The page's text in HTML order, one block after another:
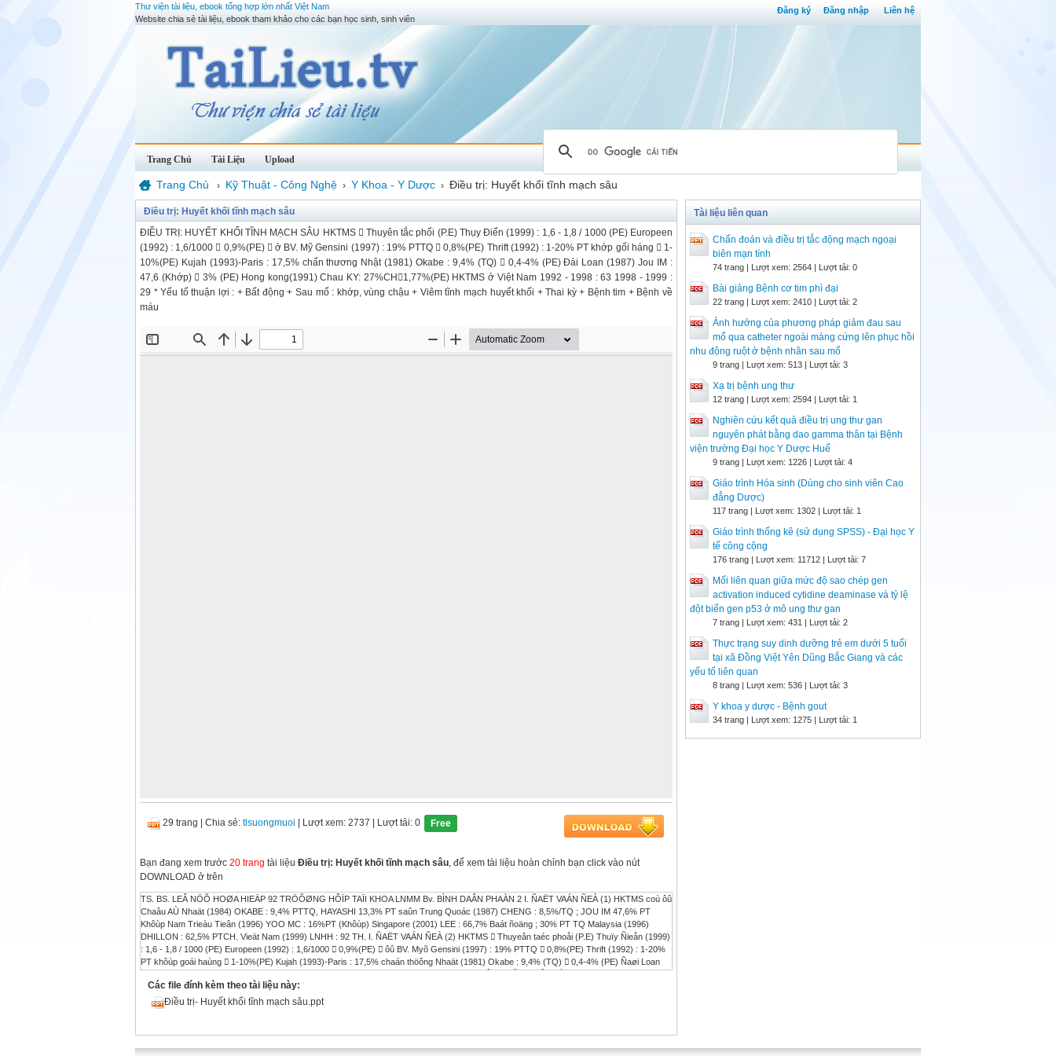
Đăng ký Đăng nhập Liên hệ
Thư viện tài liệu, ebook tổng hợp lớn nhất Việt Nam
Website chia sẻ tài liệu, ebook tham khảo cho các bạn học sinh, sinh viên
Trang Chủ Tài Liệu Upload
Trang Chủ › Kỹ Thuật - Công Nghệ › Y Khoa - Y Dược › Điều trị: Huyết khối tĩnh mạch sâu
Điều trị: Huyết khối tĩnh mạch sâu
ĐIỀU TRỊ: HUYẾT KHỐI TĨNH MẠCH SÂU HKTMS  Thuyên tắc phổi (P.E) Thụy Điển (1999) : 1,6 - 1,8 / 1000 (PE) Europeen
(1992) : 1,6/1000  0,9%(PE)  ở BV. Mỹ Gensini (1997) : 19% PTTQ  0,8%(PE) Thrift (1992) : 1-20% PT khớp gối háng  1-
10%(PE) Kujah (1993)-Paris : 17,5% chấn thương Nhật (1981) Okabe : 9,4% (TQ)  0,4-4% (PE) Đài Loan (1987) Jou IM :
47,6 (Khớp)  3% (PE) Hong kong(1991) Chau KY: 27%CH1,77%(PE) HKTMS ở Việt Nam 1992 - 1998 : 63 1998 - 1999 :
29 * Yếu tố thuận lợi : + Bất động + Sau mổ : khớp, vùng chậu + Viêm tĩnh mạch huyết khối + Thai kỳ + Bệnh tim + Bệnh về
máu
29 trang Chia sẻ: tlsuongmuoi | Lượt xem: 2737 | Lượt tải: 0 Free
Bạn đang xem trước 20 trang tài liệu Điều trị: Huyết khối tĩnh mạch sâu, để xem tài liệu hoàn chỉnh bạn click vào nút
DOWNLOAD ở trên
TS. BS. LEÂ NÖÕ HOØA HIEÄP 92 TRÖÔØNG HÔÏP TAÏI KHOA LNMM Bv. BÌNH DAÂN PHAÀN 2 I. ÑAËT VAÁN ÑEÀ (1) HKTMS coù ôû
Chaâu AÙ Nhaät (1984) OKABE : 9,4% PTTQ, HAYASHI 13,3% PT saûn Trung Quoác (1987) CHENG : 8,5%/TQ ; JOU IM 47,6% PT
Khôùp Nam Trieàu Tieân (1996) YOO MC : 16%PT (Khôùp) Singapore (2001) LEE : 66,7% Baát ñoäng ; 30% PT TQ Malaysia (1996)
DHILLON : 62,5% PTCH. Vieät Nam (1999) LNHH : 92 TH. I. ÑAËT VAÁN ÑEÀ (2) HKTMS  Thuyeân taéc phoåi (P.E) Thuïy Ñieån (1999)
: 1,6 - 1,8 / 1000 (PE) Europeen (1992) : 1,6/1000  0,9%(PE)  ôû BV. Myõ Gensini (1997) : 19% PTTQ  0,8%(PE) Thrift (1992) : 1-20%
PT khôùp goái haùng  1-10%(PE) Kujah (1993)-Paris : 17,5% chaán thöông Nhaät (1981) Okabe : 9,4% (TQ)  0,4-4% (PE) Ñaøi Loan
proximal progression along the vein Deep vein thrombosis  Damage to veins (FTS)  Fulmonary embolism HKTMS ôû Vieät Nam 1992 -
1998 : 63 1998 - 1999 : 29 * Yeáu toá thuaän lôïi : + Baát ñoäng + Sau moå : khôùp, vuøng chaäu + Vieâm tónh maïch huyeát khoái + Thai
kyø + Beänh tim + Beänh veà maùu ÑAËT VAÁN ÑEÀ (3) 92 II. MUÏC ÑÍCH 1. Xaùc ñònh HKTMS coù ôû VN vaø ngaøy caøng
TÖ LIEÄU VAØ P/P NGHIEÂN CÖÙU - Tieàn cöùu - Laâm saøng - caét doïc. IV. KEÁT QUAÛ (1) IV.1 Tuoåi vaø phaùi : 92
tröôøng hôïp Nam : 50 (54,35%) Nöõ : 42 (45,65%) Tuoåi treû nhaát : 16 tuoåi Tuoåi giaø nhaát : 85 tuoåi Tuoåi trung bình : 37 tuoåi IV.2
Các file đính kèm theo tài liệu này:
Điều trị- Huyết khối tĩnh mạch sâu.ppt
Tài liệu liên quan
Chẩn đoán và điều trị tắc động mạch ngoại
biên mạn tính
74 trang | Lượt xem: 2564 | Lượt tải: 0
Bài giảng Bệnh cơ tim phì đại
22 trang | Lượt xem: 2410 | Lượt tải: 2
Ảnh hưởng của phương pháp giảm đau sau
mổ qua catheter ngoài màng cứng lên phục hồi
nhu động ruột ở bệnh nhân sau mổ
9 trang | Lượt xem: 513 | Lượt tải: 3
Xạ trị bệnh ung thư
12 trang | Lượt xem: 2594 | Lượt tải: 1
Nghiên cứu kết quả điều trị ung thư gan
nguyên phát bằng dao gamma thân tại Bệnh
viện trường Đại học Y Dược Huế
9 trang | Lượt xem: 1226 | Lượt tải: 4
Giáo trình Hóa sinh (Dùng cho sinh viên Cao
đẳng Dược)
117 trang | Lượt xem: 1302 | Lượt tải: 1
Giáo trình thống kê (sử dụng SPSS) - Đại học Y
tế công cộng
176 trang | Lượt xem: 11712 | Lượt tải: 7
Mối liên quan giữa mức độ sao chép gen
activation induced cytidine deaminase và tỷ lệ
đột biến gen p53 ở mô ung thư gan
7 trang | Lượt xem: 431 | Lượt tải: 2
Thực trạng suy dinh dưỡng trẻ em dưới 5 tuổi
tại xã Đồng Việt Yên Dũng Bắc Giang và các
yếu tố liên quan
8 trang | Lượt xem: 536 | Lượt tải: 3
Y khoa y dược - Bệnh gout
34 trang | Lượt xem: 1275 | Lượt tải: 1